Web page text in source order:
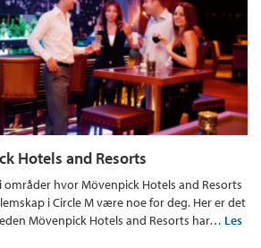
Hotels and Resorts
områder hvor Mövenpick Hotels and Resorts
i Circle M være noe for deg. Her er det
Mövenpick Hotels and Resorts har… Les